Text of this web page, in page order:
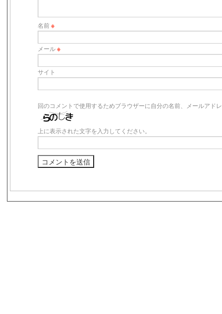
名前※
メール※
サイト
回のコメントで使用するためブラウザーに自分の名前、メールアド
上に表示された文字を入力してください。
s3